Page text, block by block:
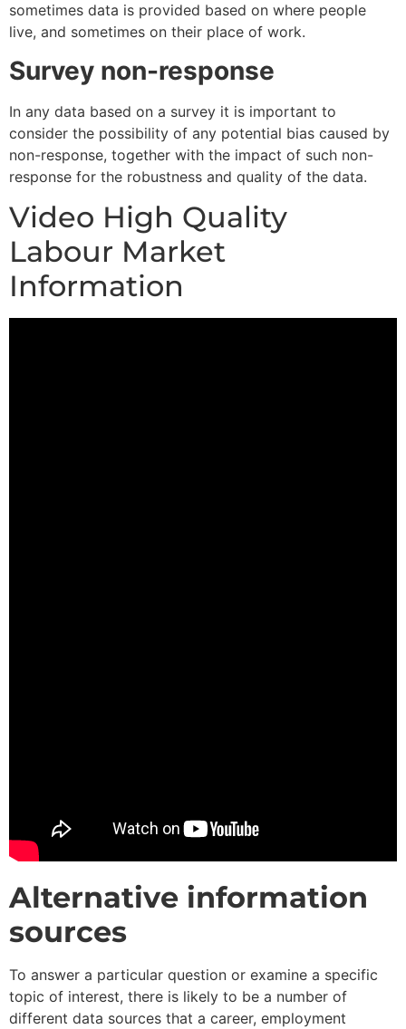
sometimes data is provided based on where people
live, and sometimes on their place of work.
Survey non-response
In any data based on a survey it is important to
consider the possibility of any potential bias caused by
non-response, together with the impact of such non-
response for the robustness and quality of the data.
Video High Quality
Labour Market
Information
Alternative information
sources
To answer a particular question or examine a specific
topic of interest, there is likely to be a number of
different data sources that a career, employment